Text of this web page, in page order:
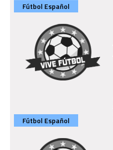
Fútbol Español
Fútbol Español